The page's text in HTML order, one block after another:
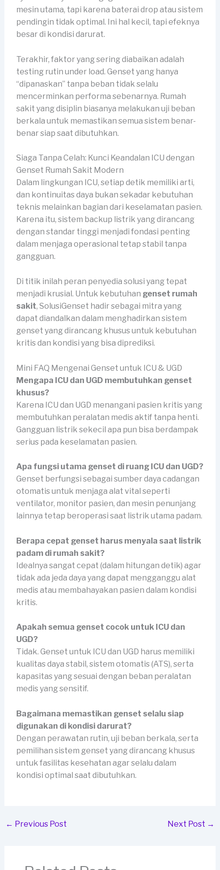
mesin utama, tapi karena baterai drop atau sistem
pendingin tidak optimal. Ini hal kecil, tapi efeknya
besar di kondisi darurat.
Terakhir, faktor yang sering diabaikan adalah
testing rutin under load. Genset yang hanya
“dipanaskan” tanpa beban tidak selalu
mencerminkan performa sebenarnya. Rumah
sakit yang disiplin biasanya melakukan uji beban
berkala untuk memastikan semua sistem benar-
benar siap saat dibutuhkan.
Siaga Tanpa Celah: Kunci Keandalan ICU dengan
Genset Rumah Sakit Modern
Dalam lingkungan ICU, setiap detik memiliki arti,
dan kontinuitas daya bukan sekadar kebutuhan
teknis melainkan bagian dari keselamatan pasien.
Karena itu, sistem backup listrik yang dirancang
dengan standar tinggi menjadi fondasi penting
dalam menjaga operasional tetap stabil tanpa
gangguan.
Di titik inilah peran penyedia solusi yang tepat
menjadi krusial. Untuk kebutuhan genset rumah
sakit, SolusiGenset hadir sebagai mitra yang
dapat diandalkan dalam menghadirkan sistem
genset yang dirancang khusus untuk kebutuhan
kritis dan kondisi yang bisa diprediksi.
Mini FAQ Mengenai Genset untuk ICU & UGD
Mengapa ICU dan UGD membutuhkan genset
khusus?
Karena ICU dan UGD menangani pasien kritis yang
membutuhkan peralatan medis aktif tanpa henti.
Gangguan listrik sekecil apa pun bisa berdampak
serius pada keselamatan pasien.
Apa fungsi utama genset di ruang ICU dan UGD?
Genset berfungsi sebagai sumber daya cadangan
otomatis untuk menjaga alat vital seperti
ventilator, monitor pasien, dan mesin penunjang
lainnya tetap beroperasi saat listrik utama padam.
Berapa cepat genset harus menyala saat listrik
padam di rumah sakit?
Idealnya sangat cepat (dalam hitungan detik) agar
tidak ada jeda daya yang dapat mengganggu alat
medis atau membahayakan pasien dalam kondisi
kritis.
Apakah semua genset cocok untuk ICU dan
UGD?
Tidak. Genset untuk ICU dan UGD harus memiliki
kualitas daya stabil, sistem otomatis (ATS), serta
kapasitas yang sesuai dengan beban peralatan
medis yang sensitif.
Bagaimana memastikan genset selalu siap
digunakan di kondisi darurat?
Dengan perawatan rutin, uji beban berkala, serta
pemilihan sistem genset yang dirancang khusus
untuk fasilitas kesehatan agar selalu dalam
kondisi optimal saat dibutuhkan.
← Previous Post Next Post →